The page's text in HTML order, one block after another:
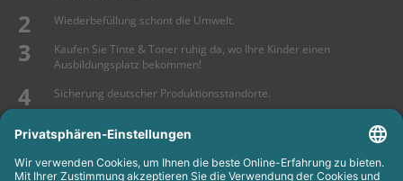
Wiederbefüllung schont die Umwelt.
Kaufen Sie Tinte & Toner ruhig da, wo Ihre Kinder einen
Ausbildungsplatz bekommen!
Sicherung deutscher Produktionsstandorte.